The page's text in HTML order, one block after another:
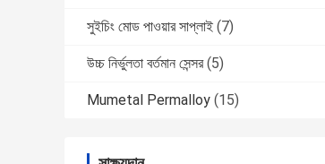
সুইচিং মোড পাওয়ার সাপ্লাই (7)
উচ্চ নির্ভুলতা বর্তমান সেন্সর (5)
Mumetal Permalloy (15)